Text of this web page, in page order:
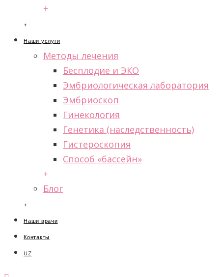
+
+
Наши услуги
Методы лечения
Бесплодие и ЭКО
Эмбриологическая лаборатория
Эмбриоскоп
Гинекология
Генетика (наследственность)
Гистероскопия
Способ «бассейн»
+
Блог
+
Наши врачи
Контакты
UZ